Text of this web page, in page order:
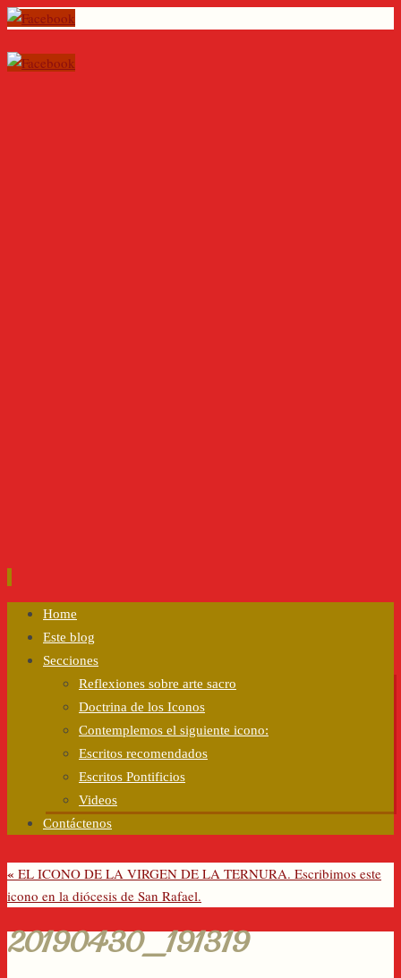
contenido
Home
Este blog
Secciones
Reflexiones sobre arte sacro
Doctrina de los Iconos
Contemplemos el siguiente icono:
Escritos recomendados
Escritos Pontificios
Videos
Contáctenos
« EL ICONO DE LA VIRGEN DE LA TERNURA. Escribimos este
icono en la diócesis de San Rafael.
20190430_191319